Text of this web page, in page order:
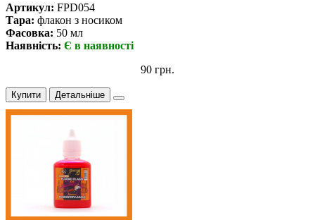
Артикул: FPD054
Тара: флакон з носиком
Фасовка: 50 мл
Наявність: Є в наявності
90 грн.
Купити Детальніше